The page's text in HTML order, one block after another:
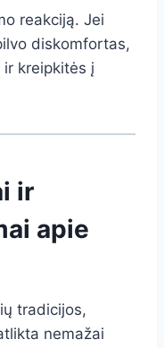
reakciją. Jei
diskomfortas,
kreipkitės į
ir
apie
tradicijos,
nemažai